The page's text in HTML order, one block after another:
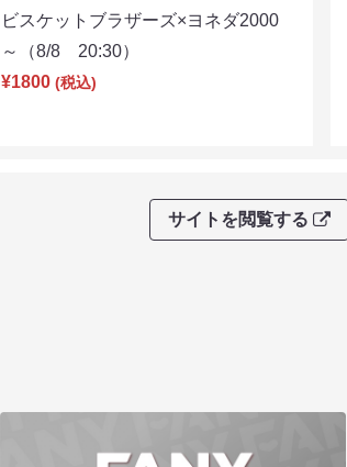
ビスケットブラザーズ×ヨネダ2000
～（8/8 20:30）
¥1800 (税込)
サイトを閲覧する